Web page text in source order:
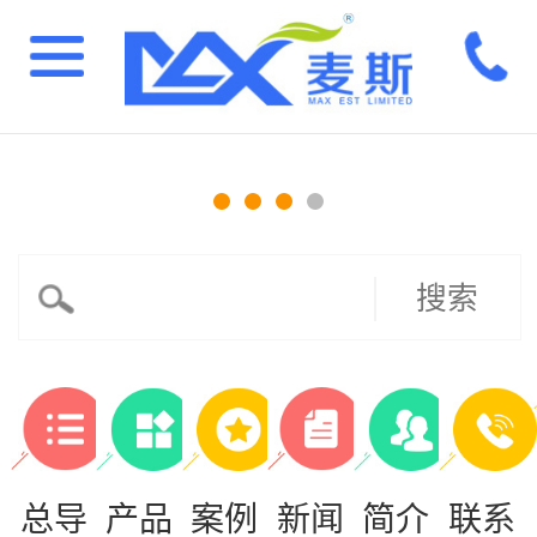
搜索
总导 产品 案例 新闻 简介 联系